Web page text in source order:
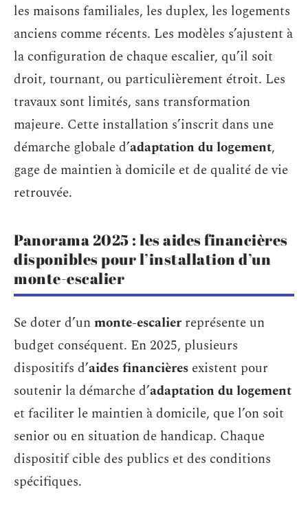
les maisons familiales, les duplex, les logements
anciens comme récents. Les modèles s’ajustent à
la configuration de chaque escalier, qu’il soit
droit, tournant, ou particulièrement étroit. Les
travaux sont limités, sans transformation
majeure. Cette installation s’inscrit dans une
démarche globale d’adaptation du logement,
gage de maintien à domicile et de qualité de vie
retrouvée.
Panorama 2025 : les aides financières
disponibles pour l’installation d’un
monte-escalier
Se doter d’unmonte-escalier représente un
budget conséquent. En 2025, plusieurs
dispositifs d’aides financières existent pour
soutenir la démarche d’adaptation du logement
et faciliter le maintien à domicile, que l’on soit
senior ou en situation de handicap. Chaque
dispositif cible des publics et des conditions
spécifiques.